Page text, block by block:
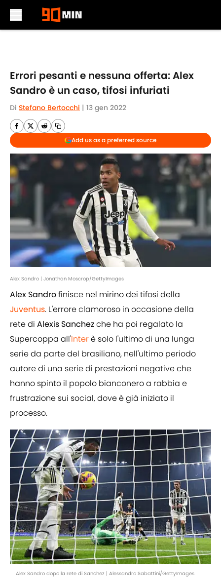
Errori pesanti e nessuna offerta: Alex
Sandro è un caso, tifosi infuriati
Di Stefano Bertocchi | 13 gen 2022
Add us as a preferred source
Alex Sandro | Jonathan Moscrop/GettyImages
Alex Sandrofinisce nel mirino dei tifosi della
Juventus. L'errore clamoroso in occasione della
rete di Alexis Sanchezche ha poi regalato la
Supercoppa all'Interè solo l'ultimo di una lunga
serie da parte del brasiliano, nell'ultimo periodo
autore di una serie di prestazioni negative che
hanno spinto il popolo bianconero a rabbia e
frustrazione sui social, dove è già iniziato il
processo.
Alex Sandro dopo la rete di Sanchez | Alessandro Sabattini/GettyImages